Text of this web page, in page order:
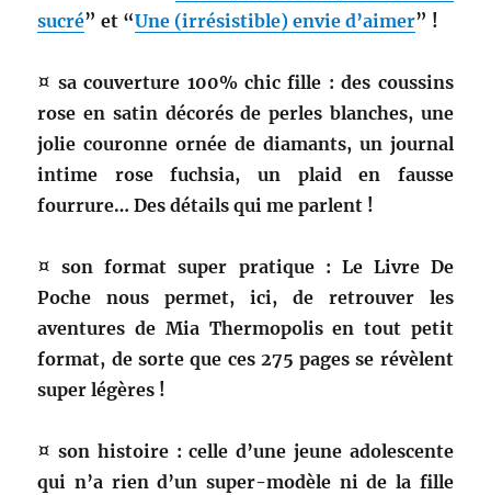
sucré” et “Une (irrésistible) envie d’aimer” !
¤ sa couverture 100% chic fille : des coussins
rose en satin décorés de perles blanches, une
jolie couronne ornée de diamants, un journal
intime rose fuchsia, un plaid en fausse
fourrure… Des détails qui me parlent !
¤ son format super pratique : Le Livre De
Poche nous permet, ici, de retrouver les
aventures de Mia Thermopolis en tout petit
format, de sorte que ces 275 pages se révèlent
super légères !
¤ son histoire : celle d’une jeune adolescente
qui n’a rien d’un super-modèle ni de la fille